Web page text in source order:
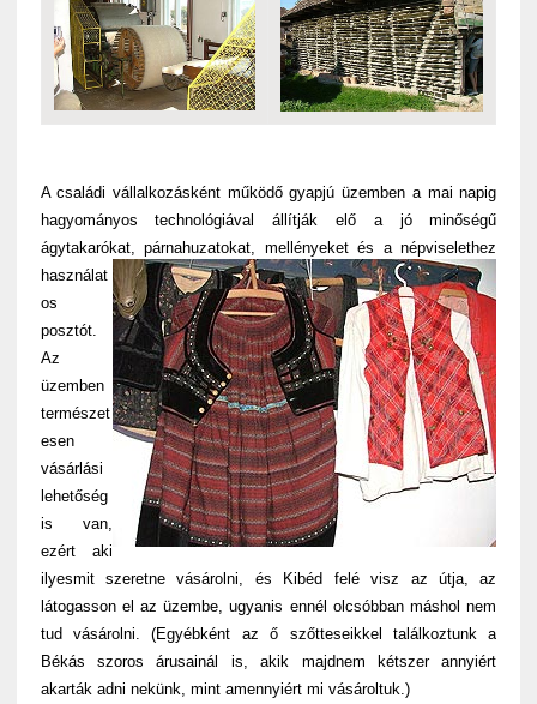
A családi vállalkozásként működő gyapjú üzemben a mai napig
hagyományos technológiával állítják elő a jó minőségű
ágytakarókat, párnahuzatokat, mellényeket és a népviselethez
használat
os
posztót.
Az
üzemben
természet
esen
vásárlási
lehetőség
is van,
ezért aki
ilyesmit szeretne vásárolni, és Kibéd felé visz az útja, az
látogasson el az üzembe, ugyanis ennél olcsóbban máshol nem
tud vásárolni. (Egyébként az ő szőtteseikkel találkoztunk a
Békás szoros árusainál is, akik majdnem kétszer annyiért
akarták adni nekünk, mint amennyiért mi vásároltuk.)